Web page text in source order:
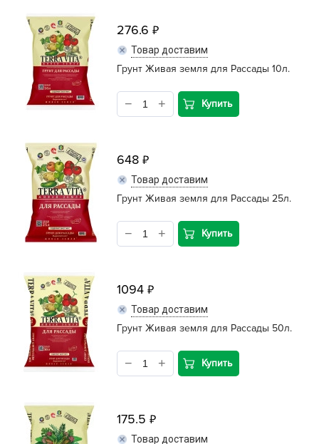
276.6
Товар доставим
Грунт Живая земля для Рассады 10л.
Купить
648
Товар доставим
Грунт Живая земля для Рассады 25л.
Купить
1094
Товар доставим
Грунт Живая земля для Рассады 50л.
Купить
175.5
Товар доставим